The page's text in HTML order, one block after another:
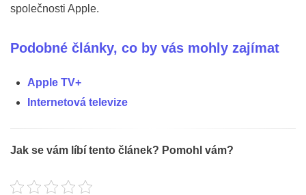
společnosti Apple.
Podobné články, co by vás mohly zajímat
Apple TV+
Internetová televize
Jak se vám líbí tento článek? Pomohl vám?